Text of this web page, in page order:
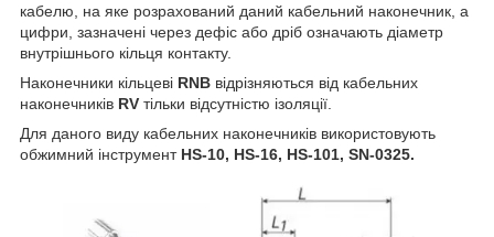
кабелю, на яке розрахований даний кабельний наконечник, а
цифри, зазначені через дефіс або дріб означають діаметр
внутрішнього кільця контакту.
Наконечники кільцеві RNB відрізняються від кабельних
наконечників RV тільки відсутністю ізоляції.
Для даного виду кабельних наконечників використовують
обжимний інструмент HS-10, HS-16, HS-101, SN-0325.